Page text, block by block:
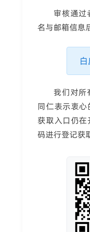
审核通过
名与邮箱信息
我们对所
同仁表示衷
获取入口仍
码进行登记获